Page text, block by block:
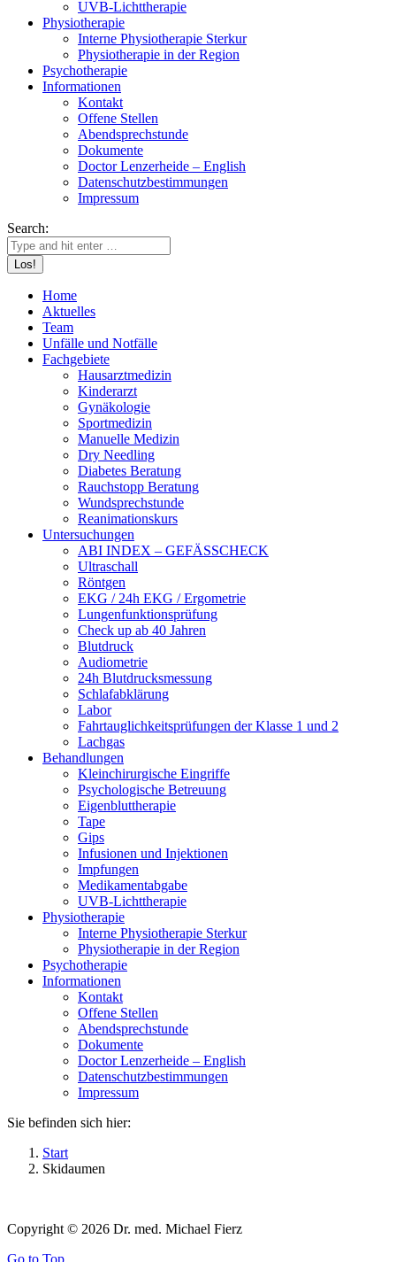
UVB-Lichttherapie
Physiotherapie
Interne Physiotherapie Sterkur
Physiotherapie in der Region
Psychotherapie
Informationen
Kontakt
Offene Stellen
Abendsprechstunde
Dokumente
Doctor Lenzerheide – English
Datenschutzbestimmungen
Impressum
Search:
Home
Aktuelles
Team
Unfälle und Notfälle
Fachgebiete
Hausarztmedizin
Kinderarzt
Gynäkologie
Sportmedizin
Manuelle Medizin
Dry Needling
Diabetes Beratung
Rauchstopp Beratung
Wundsprechstunde
Reanimationskurs
Untersuchungen
ABI INDEX – GEFÄSSCHECK
Ultraschall
Röntgen
EKG / 24h EKG / Ergometrie
Lungenfunktionsprüfung
Check up ab 40 Jahren
Blutdruck
Audiometrie
24h Blutdrucksmessung
Schlafabklärung
Labor
Fahrtauglichkeitsprüfungen der Klasse 1 und 2
Lachgas
Behandlungen
Kleinchirurgische Eingriffe
Psychologische Betreuung
Eigenbluttherapie
Tape
Gips
Infusionen und Injektionen
Impfungen
Medikamentabgabe
UVB-Lichttherapie
Physiotherapie
Interne Physiotherapie Sterkur
Physiotherapie in der Region
Psychotherapie
Informationen
Kontakt
Offene Stellen
Abendsprechstunde
Dokumente
Doctor Lenzerheide – English
Datenschutzbestimmungen
Impressum
Sie befinden sich hier:
Start
Skidaumen
Copyright © 2026 Dr. med. Michael Fierz
Go to Top